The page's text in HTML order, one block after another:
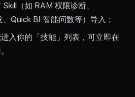
（如 RAM 权限诊断、
Quick BI 智能问数等）导入；
入你的「技能」列表，可立即在